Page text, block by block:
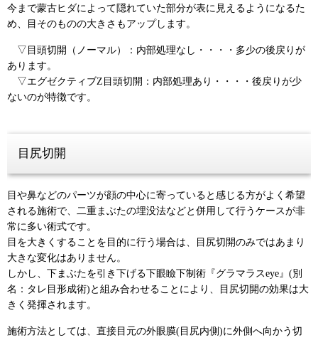
今まで蒙古ヒダによって隠れていた部分が表に見えるようになるた
め、目そのものの大きさもアップします。
▽目頭切開（ノーマル）：内部処理なし・・・・多少の後戻りが
あります。
▽エグゼクティブZ目頭切開：内部処理あり・・・・後戻りが少
ないのが特徴です。
目尻切開
目や鼻などのパーツが顔の中心に寄っていると感じる方がよく希望
される施術で、二重まぶたの埋没法などと併用して行うケースが非
常に多い術式です。
目を大きくすることを目的に行う場合は、目尻切開のみではあまり
大きな変化はありません。
しかし、下まぶたを引き下げる下眼瞼下制術『グラマラスeye』(別
名：タレ目形成術)と組み合わせることにより、目尻切開の効果は大
きく発揮されます。
施術方法としては、直接目元の外眼膜(目尻内側)に外側へ向かう切